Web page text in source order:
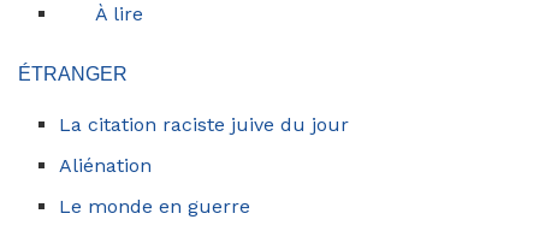
À lire
ÉTRANGER
La citation raciste juive du jour
Aliénation
Le monde en guerre